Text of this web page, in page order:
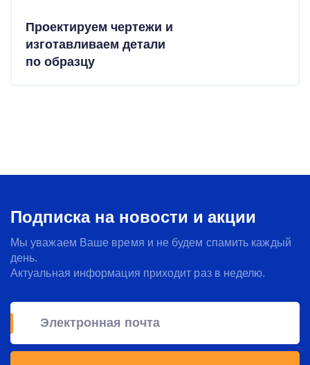
Проектируем чертежи и
изготавливаем детали
по образцу
Подписка на новости и акции
Мы уважаем Ваше время и не будем спамить каждый
день.
Актуальная информация приходит раз в неделю.